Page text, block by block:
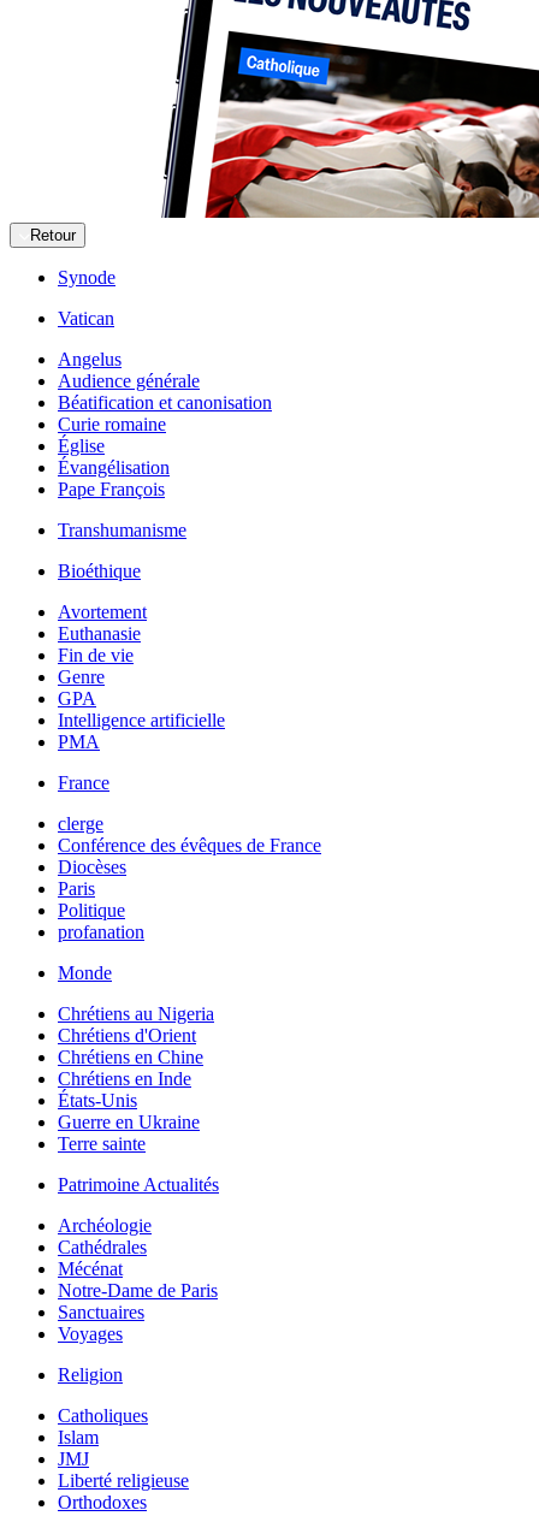
Retour
Synode
Vatican
Angelus
Audience générale
Béatification et canonisation
Curie romaine
Église
Évangélisation
Pape François
Transhumanisme
Bioéthique
Avortement
Euthanasie
Fin de vie
Genre
GPA
Intelligence artificielle
PMA
France
clerge
Conférence des évêques de France
Diocèses
Paris
Politique
profanation
Monde
Chrétiens au Nigeria
Chrétiens d'Orient
Chrétiens en Chine
Chrétiens en Inde
États-Unis
Guerre en Ukraine
Terre sainte
Patrimoine Actualités
Archéologie
Cathédrales
Mécénat
Notre-Dame de Paris
Sanctuaires
Voyages
Religion
Catholiques
Islam
JMJ
Liberté religieuse
Orthodoxes